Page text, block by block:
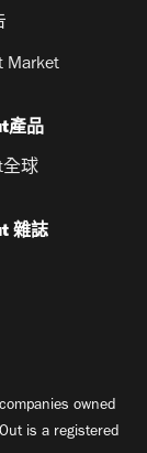
Market
產品
全球
雜誌
owned
is a registered